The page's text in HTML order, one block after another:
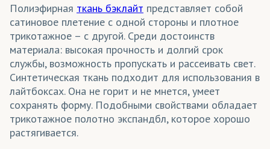
Полиэфирная ткань бэклайт представляет собой
сатиновое плетение с одной стороны и плотное
трикотажное – с другой. Среди достоинств
материала: высокая прочность и долгий срок
службы, возможность пропускать и рассеивать свет.
Синтетическая ткань подходит для использования в
лайтбоксах. Она не горит и не мнется, умеет
сохранять форму. Подобными свойствами обладает
трикотажное полотно экспандбл, которое хорошо
растягивается.